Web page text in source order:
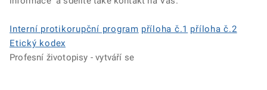
Interní protikorupční program příloha č.1 příloha č.2
Etický kodex
Profesní životopisy - vytváří se